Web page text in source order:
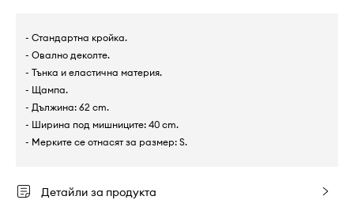
- Стандартна кройка.
- Овално деколте.
- Тънка и еластична материя.
- Щампа.
- Дължина: 62 cm.
- Ширина под мишниците: 40 cm.
- Мерките се отнасят за размер: S.
Детайли за продукта